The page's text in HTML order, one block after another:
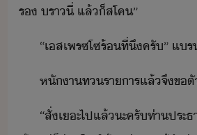
ร​ ​รา​ี​่​ ​แล้็ส​โค​”
“​เส​เพรซ​โซ​ร้​ที่​ึ​ครั​”​ ​แ
หั​า​ท​ราาร​แล้จึ​ขตั
“​สั่​เะ​ไป​แล้​ะ​ครั​ท่า​ปร